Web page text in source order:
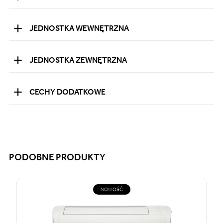
JEDNOSTKA WEWNĘTRZNA
JEDNOSTKA ZEWNĘTRZNA
CECHY DODATKOWE
PODOBNE PRODUKTY
NOWOŚĆ